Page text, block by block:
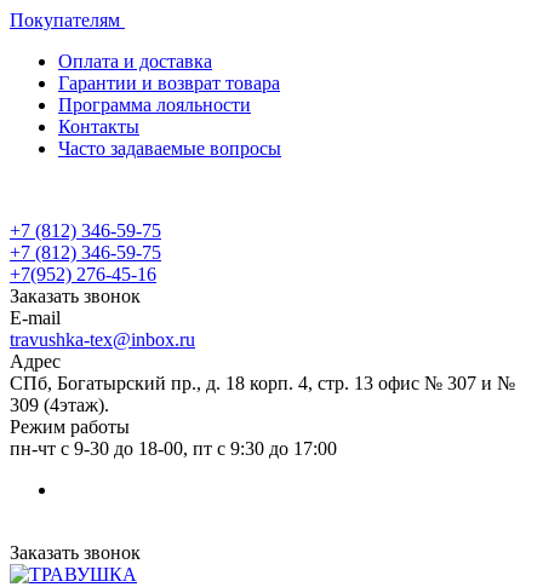
Покупателям
Оплата и доставка
Гарантии и возврат товара
Программа лояльности
Контакты
Часто задаваемые вопросы
+7 (812) 346-59-75
+7 (812) 346-59-75
+7(952) 276-45-16
Заказать звонок
E-mail
travushka-tex@inbox.ru
Адрес
СПб, Богатырский пр., д. 18 корп. 4, стр. 13 офис № 307 и №
309 (4этаж).
Режим работы
пн-чт с 9-30 до 18-00, пт с 9:30 до 17:00
Заказать звонок